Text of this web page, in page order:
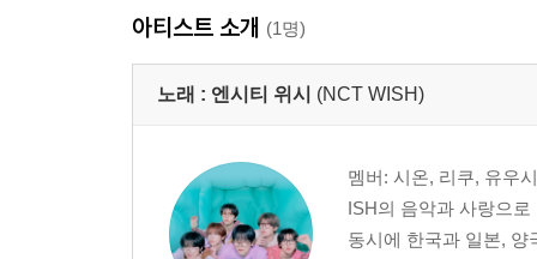
아티스트 소개 (1명)
노래 : 엔시티 위시 (NCT WISH)
멤버: 시온, 리쿠, 유우
ISH의 음악과 사랑으
동시에 한국과 일본, 양